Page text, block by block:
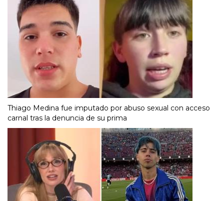
Thiago Medina fue imputado por abuso sexual con acceso
carnal tras la denuncia de su prima